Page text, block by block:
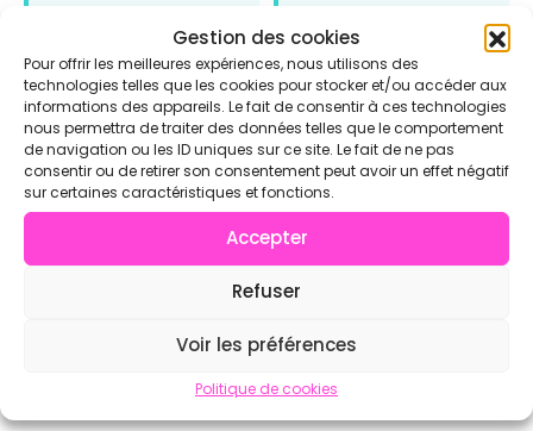
Gestion des cookies
Pour offrir les meilleures expériences, nous utilisons des
technologies telles que les cookies pour stocker et/ou accéder aux
informations des appareils. Le fait de consentir à ces technologies
nous permettra de traiter des données telles que le comportement
de navigation ou les ID uniques sur ce site. Le fait de ne pas
consentir ou de retirer son consentement peut avoir un effet négatif
sur certaines caractéristiques et fonctions.
Accepter
Refuser
Voir les préférences
Politique de cookies
Voir l'annuaire complet sur CrossFit.com →